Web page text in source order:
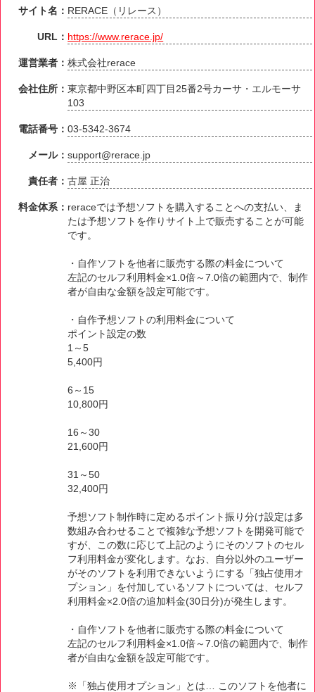
サイト名： RERACE（リレース）
URL： https://www.rerace.jp/
運営業者：株式会社rerace
会社住所：東京都中野区本町四丁目25番2号カーサ・エルモーサ
103
電話番号：03-5342-3674
メール：support@rerace.jp
責任者：古屋 正治
料金体系： reraceでは予想ソフトを購入することへの支払い、ま
たは予想ソフトを作りサイト上で販売することが可能
です。
・自作ソフトを他者に販売する際の料金について
左記のセルフ利用料金×1.0倍～7.0倍の範囲内で、制作
者が自由な金額を設定可能です。
・自作予想ソフトの利用料金について
ポイント設定の数
1～5
5,400円
6～15
10,800円
16～30
21,600円
31～50
32,400円
予想ソフト制作時に定めるポイント振り分け設定は多
数組み合わせることで複雑な予想ソフトを開発可能で
すが、この数に応じて上記のようにそのソフトのセル
フ利用料金が変化します。なお、自分以外のユーザー
がそのソフトを利用できないようにする「独占使用オ
プション」を付加しているソフトについては、セルフ
利用料金×2.0倍の追加料金(30日分)が発生します。
・自作ソフトを他者に販売する際の料金について
左記のセルフ利用料金×1.0倍～7.0倍の範囲内で、制作
者が自由な金額を設定可能です。
※「独占使用オプション」とは… このソフトを他者に